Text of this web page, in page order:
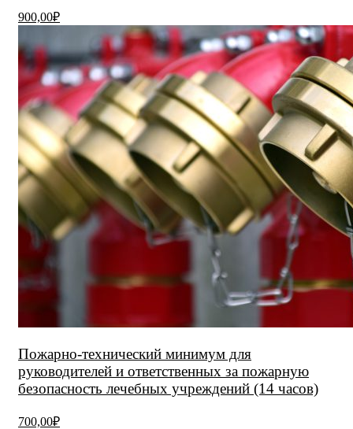
900,00₽
Пожарно-технический минимум для
руководителей и ответственных за пожарную
безопасность лечебных учреждений (14 часов)
700,00₽